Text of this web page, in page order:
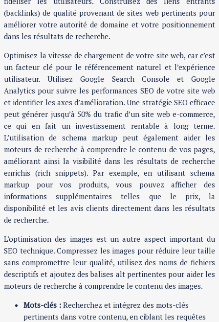
(backlinks) de qualité provenant de sites web pertinents pour
améliorer votre autorité de domaine et votre positionnement
dans les résultats de recherche.
Optimisez la vitesse de chargement de votre site web, car c’est
un facteur clé pour le référencement naturel et l’expérience
utilisateur. Utilisez Google Search Console et Google
Analytics pour suivre les performances SEO de votre site web
et identifier les axes d’amélioration. Une stratégie SEO efficace
peut générer jusqu’à 50% du trafic d’un site web e-commerce,
ce qui en fait un investissement rentable à long terme.
L’utilisation de schema markup peut également aider les
moteurs de recherche à comprendre le contenu de vos pages,
améliorant ainsi la visibilité dans les résultats de recherche
enrichis (rich snippets). Par exemple, en utilisant schema
markup pour vos produits, vous pouvez afficher des
informations supplémentaires telles que le prix, la
disponibilité et les avis clients directement dans les résultats
de recherche.
L’optimisation des images est un autre aspect important du
SEO technique. Compressez les images pour réduire leur taille
sans compromettre leur qualité, utilisez des noms de fichiers
descriptifs et ajoutez des balises alt pertinentes pour aider les
moteurs de recherche à comprendre le contenu des images.
Mots-clés : Recherchez et intégrez des mots-clés
pertinents dans votre contenu, en ciblant les requêtes